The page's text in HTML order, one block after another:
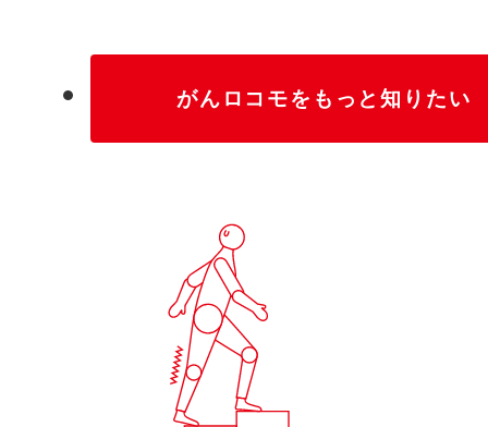
がんロコモをもっと知りたい